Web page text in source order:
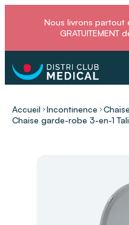
Nous livrons partout
GRATUITEMENT
Accueil Incontinence
Chaise garde-robe 3-en-1